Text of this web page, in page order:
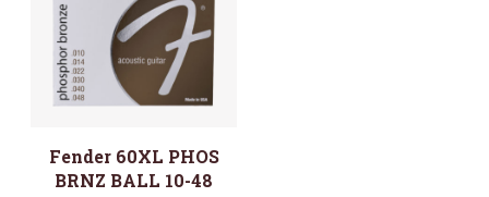
Fender 60XL PHOS
BRNZ BALL 10-48